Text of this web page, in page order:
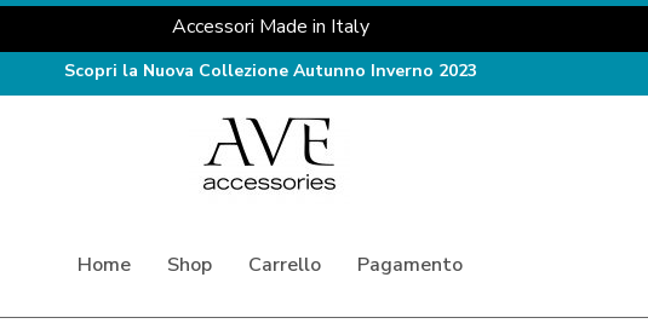
Accessori Made in Italy
Scopri la Nuova Collezione Autunno Inverno 2023
Home Shop Carrello Pagamento